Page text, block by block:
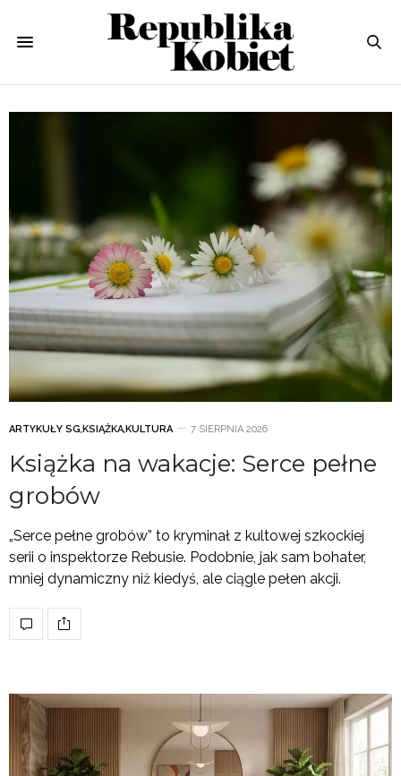
ARTYKUŁY SG,KSIĄŻKA,KULTURA 7 SIERPNIA 2026
Książka na wakacje: Serce pełne
grobów
„Serce pełne grobów” to kryminał z kultowej szkockiej
serii o inspektorze Rebusie. Podobnie, jak sam bohater,
mniej dynamiczny niż kiedyś, ale ciągle pełen akcji.